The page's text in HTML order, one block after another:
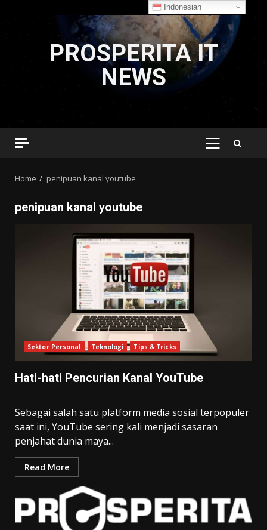
PROSPERITA IT
NEWS
PRIMARY
Home penipuan kanal youtube
penipuan kanal youtube
Sektor Personal Teknologi Tips & Tricks
Hati-hati Pencurian Kanal YouTube
Sebagai salah satu platform media sosial terpopuler
saat ini, YouTube sering kali menjadi sasaran
penjahat dunia maya...
Read More
Indonesian